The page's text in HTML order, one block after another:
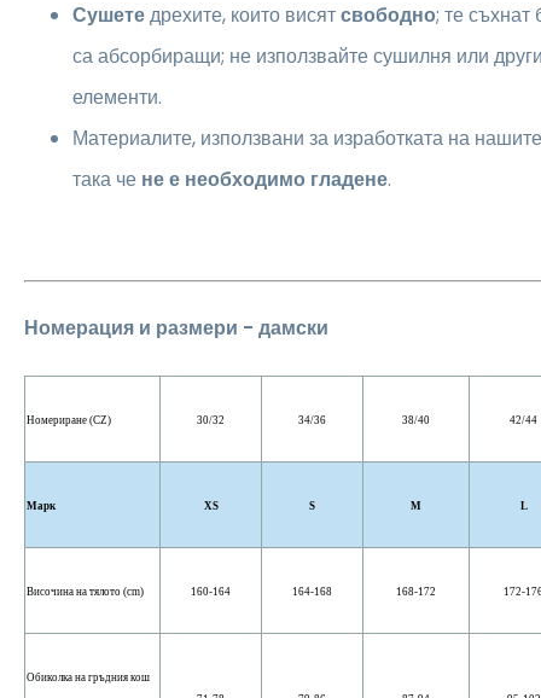
Сушетедрехите, които висятсвободно; те съхнат
са абсорбиращи; не използвайте сушилня или
елементи.
Материалите, използвани за изработката на
така че не е необходимо гладене.
Номерация и размери - дамски
Номериране (CZ) 30/32 34/36 38/40 42/44
Марк XS S M L
Височина на тялото (cm) 160-164 164-168 168-172 172-
Обиколка на гръдния кош